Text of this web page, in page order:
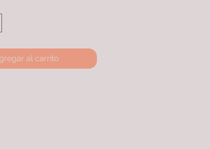
baño de oro 24k con
garantizando una
al carrito